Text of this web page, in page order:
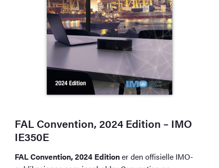
FAL Convention, 2024 Edition – IMO
IE350E
FAL Convention, 2024 Editioner den offisielle IMO-